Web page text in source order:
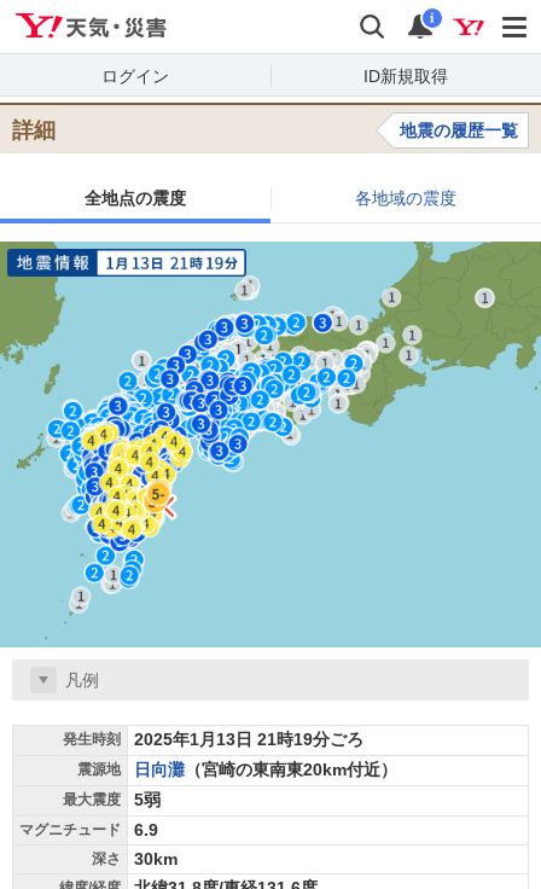
検索 通知
i
ログイン ID新規取得
詳細 地震の履歴一覧
全地点の震度 各地域の震度
凡例
発生時刻 2025年1月13日 21時19分ごろ
震源地 日向灘 （宮崎の東南東20km付近）
最大震度 5弱
マグニチュード 6.9
深さ 30km